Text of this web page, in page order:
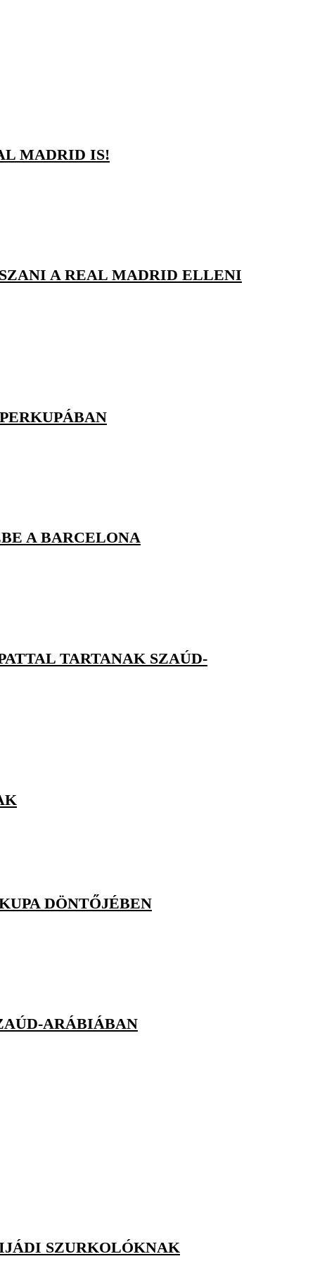
MADRID IS!
A REAL MADRID ELLENI
A BARCELONA
TARTANAK SZAÚD-
DÖNTŐJÉBEN
ARÁBIÁBAN
SZURKOLÓKNAK